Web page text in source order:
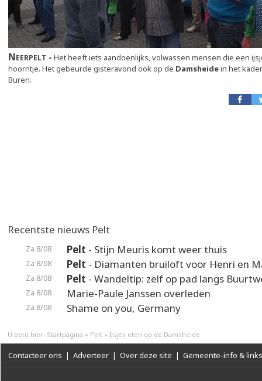
Neerpelt
Het heeft iets aandoenlijks, volwassen mensen die een
hoorntje. Het gebeurde gisteravond ook op de Damsheidein het
Buren.
Recentste nieuws Pelt
Za 8/08 Pelt - Stijn Meuris komt weer thuis
Za 8/08 Pelt - Diamanten bruiloft voor Henri en
Za 8/08 Pelt - Wandeltip: zelf op pad langs
Za 8/08 Marie-Paule Janssen overleden
Za 8/08 Shame on you, Germany
U bent hier: Startpagina » Pelt » IJsjes eten op de Damsheide
Contacteer ons | Adverteer | Over deze site | Gemeente-info & links